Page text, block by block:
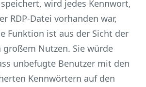
wird jedes Kennwort,
RDP-Datei vorhanden war,
Funktion ist aus der Sicht der
großem Nutzen. Sie würde
unbefugte Benutzer mit den
Kennwörtern auf den